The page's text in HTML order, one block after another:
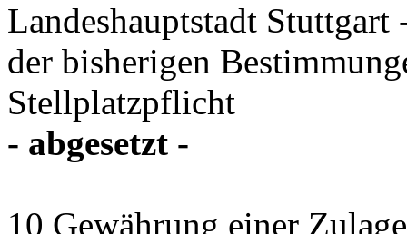
Landeshauptstadt
der bisherigen
Stellplatzpflicht
- abgesetzt -
10 Gewährung einer